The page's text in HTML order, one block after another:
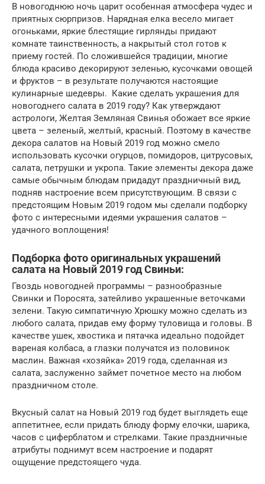
В новогоднюю ночь царит особенная атмосфера чудес и
приятных сюрпризов. Нарядная елка весело мигает
огоньками, яркие блестящие гирлянды придают
комнате таинственность, а накрытый стол готов к
приему гостей. По сложившейся традиции, многие
блюда красиво декорируют зеленью, кусочками овощей
и фруктов – в результате получаются настоящие
кулинарные шедевры. Какие сделать украшения для
новогоднего салата в 2019 году? Как утверждают
астрологи, Желтая Земляная Свинья обожает все яркие
цвета – зеленый, желтый, красный. Поэтому в качестве
декора салатов на Новый 2019 год можно смело
использовать кусочки огурцов, помидоров, цитрусовых,
салата, петрушки и укропа. Такие элементы декора даже
самые обычным блюдам придадут праздничный вид,
подняв настроение всем присутствующим. В связи с
предстоящим Новым 2019 годом мы сделали подборку
фото с интересными идеями украшения салатов –
удачного воплощения!
Подборка фото оригинальных украшений
салата на Новый 2019 год Свиньи:
Гвоздь новогодней программы – разнообразные
Свинки и Поросята, затейливо украшенные веточками
зелени. Такую симпатичную Хрюшку можно сделать из
любого салата, придав ему форму туловища и головы. В
качестве ушек, хвостика и пятачка идеально подойдет
вареная колбаса, а глазки получатся из половинок
маслин. Важная «хозяйка» 2019 года, сделанная из
салата, заслуженно займет почетное место на любом
праздничном столе.
Вкусный салат на Новый 2019 год будет выглядеть еще
аппетитнее, если придать блюду форму елочки, шарика,
часов с циферблатом и стрелками. Такие праздничные
атрибуты поднимут всем настроение и подарят
ощущение предстоящего чуда.